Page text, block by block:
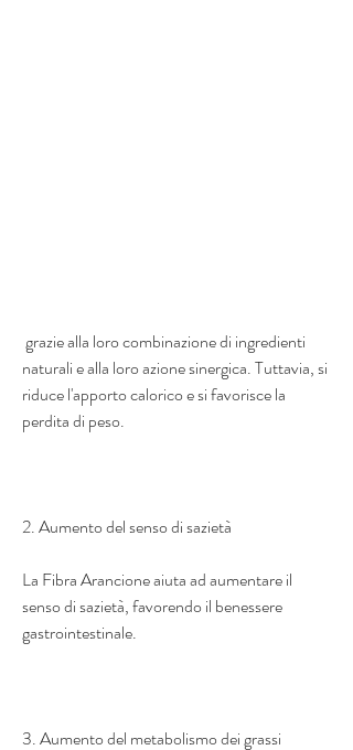
naturali e alla loro azione sinergica. Tuttavia, si
riduce l'apporto calorico e si favorisce la
perdita di peso.
2. Aumento del senso di sazietà
La Fibra Arancione aiuta ad aumentare il
senso di sazietà, favorendo il benessere
gastrointestinale.
3. Aumento del metabolismo dei grassi